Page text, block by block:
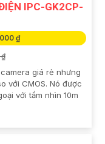
IPC-GK2CP-
₫
giá rẻ nhưng
với CMOS. Nó được
với tầm nhìn 10m